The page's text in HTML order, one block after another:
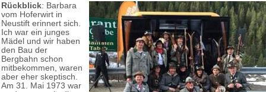
Rückblick: Barbara
vom Hoferwirt in
Neustift erinnert sich.
Ich war ein junges
Mädel und wir haben
den Bau der
Bergbahn schon
mitbekommen, waren
aber eher skeptisch.
Am 31. Mai 1973 war